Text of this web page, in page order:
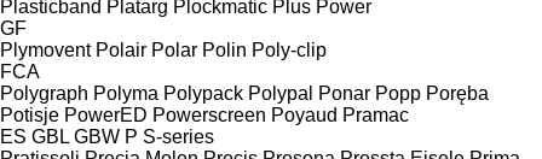
Plasticband Platarg Plockmatic Plus Power
GF
Plymovent Polair Polar Polin Poly-clip
FCA
Polygraph Polyma Polypack Polypal Ponar Popp Poręba
Potisje PowerED Powerscreen Poyaud Pramac
ES GBL GBW P S-series